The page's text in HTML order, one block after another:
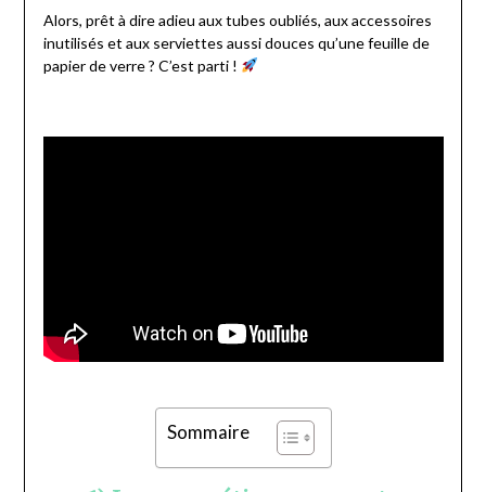
Alors, prêt à dire adieu aux tubes oubliés, aux accessoires
inutilisés et aux serviettes aussi douces qu’une feuille de
papier de verre ? C’est parti !
Sommaire